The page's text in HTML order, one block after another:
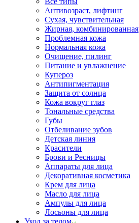
Антивозраст, лифтинг
Сухая, чувствительная
Жирная, комбинированная
Проблемная кожа
Нормальная кожа
Очищение, пилинг
Питание и увлажнение
Купероз
Антипигментация
Защита от солнца
Кожа вокруг глаз
Тональные средства
Губы
Отбеливание зубов
Детская линия
Красители
Брови и Ресницы
Аппараты для лица
Декоративная косметика
Крем для лица
Масло для лица
Ампулы для лица
Лосьоны для лица
Уход за телом